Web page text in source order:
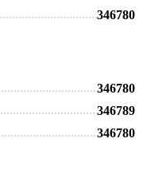
346780
346780
346789
346780